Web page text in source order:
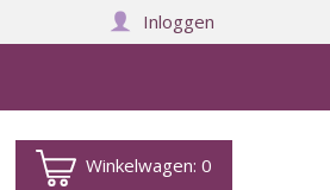
Inloggen
Winkelwagen:0